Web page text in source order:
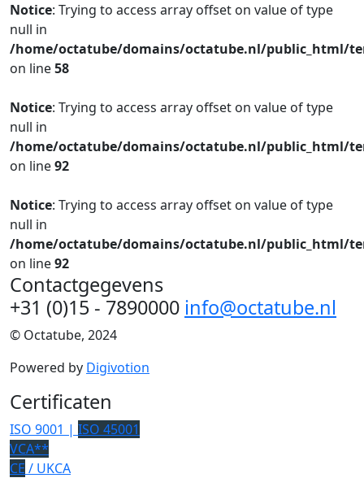
Notice: Trying to access array offset on value of type
null in
/home/octatube/domains/octatube.nl/public_html/
on line58
Notice: Trying to access array offset on value of type
null in
/home/octatube/domains/octatube.nl/public_html/
on line92
Notice: Trying to access array offset on value of type
null in
/home/octatube/domains/octatube.nl/public_html/
on line92
Contactgegevens
+31 (0)15 - 7890000 info@octatube.nl
© Octatube, 2024
Powered by Digivotion
Certificaten
ISO 9001 | ISO 45001
VCA**
CE / UKCA